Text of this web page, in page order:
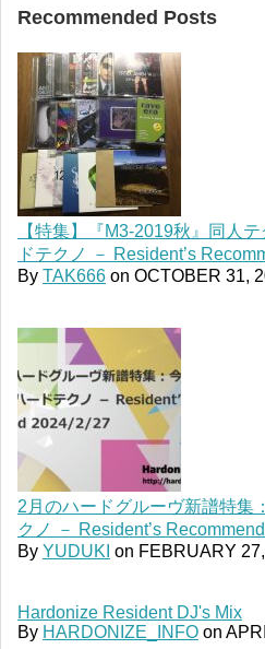
Recommended Posts
【特集】『M3-2019秋』同人
ドテクノ － Resident’s
By TAK666 on OCTOBER 31,
2月のハードグルーヴ新譜特集
クノ － Resident’s
By YUDUKI on FEBRUARY
Hardonize Resident DJ's Mix
By HARDONIZE_INFO on